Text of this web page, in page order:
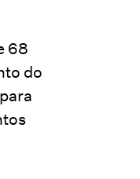
68
do